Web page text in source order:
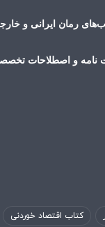
رمان ایرانی و
نامه و اصطلاحات
کتاب اقتصاد خوردنی